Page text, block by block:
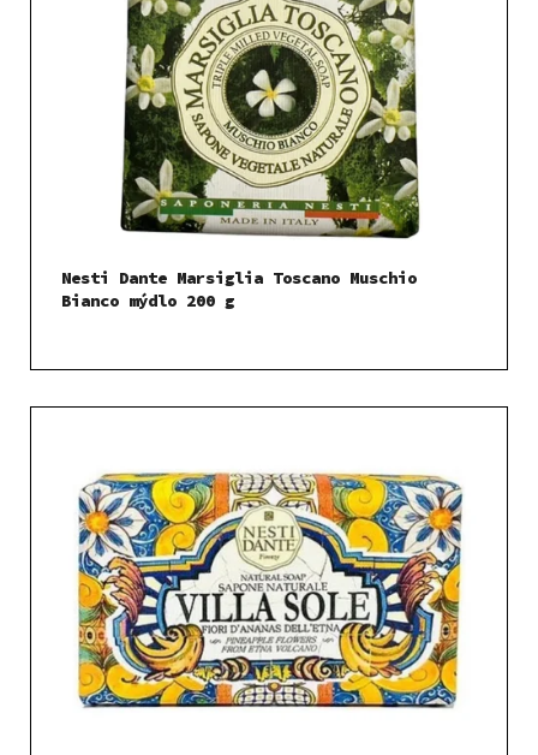
Nesti Dante Marsiglia Toscano Muschio
Bianco mýdlo 200 g